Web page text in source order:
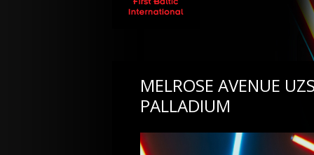
MELROSE AVENUE
PALLADIUM